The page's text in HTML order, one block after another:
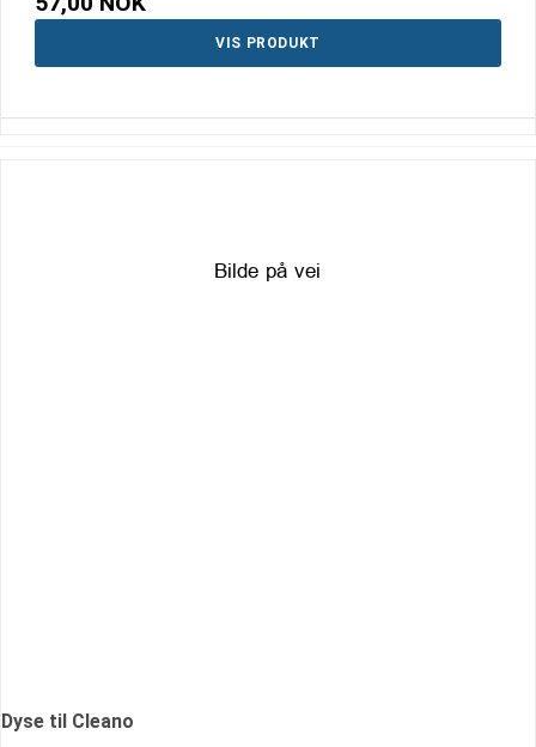
VIS PRODUKT
Dyse til Cleano